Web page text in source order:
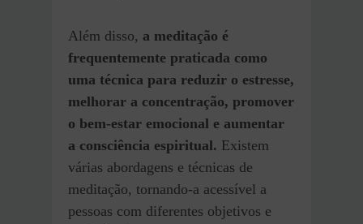
Além disso, a meditação é
frequentemente praticada como
uma técnica para reduzir o estresse,
melhorar a concentração, promover
o bem-estar emocional e aumentar
a consciência espiritual. Existem
várias abordagens e técnicas de
meditação, tornando-a acessível a
pessoas com diferentes objetivos e